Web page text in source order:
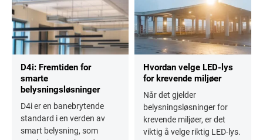
D4i: Fremtiden for
smarte
belysningsløsninger
D4i er en banebrytende
standard i en verden av
smart belysning, som
Hvordan velge LED-lys
for krevende miljøer
Når det gjelder
belysningsløsninger for
krevende miljøer, er det
viktig å velge riktig LED-lys.